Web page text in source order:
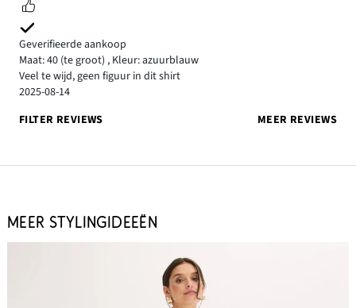
Geverifieerde aankoop
Maat: 40 (te groot) , Kleur: azuurblauw
Veel te wijd, geen figuur in dit shirt
2025-08-14
FILTER REVIEWS
MEER REVIEWS
MEER STYLINGIDEEËN